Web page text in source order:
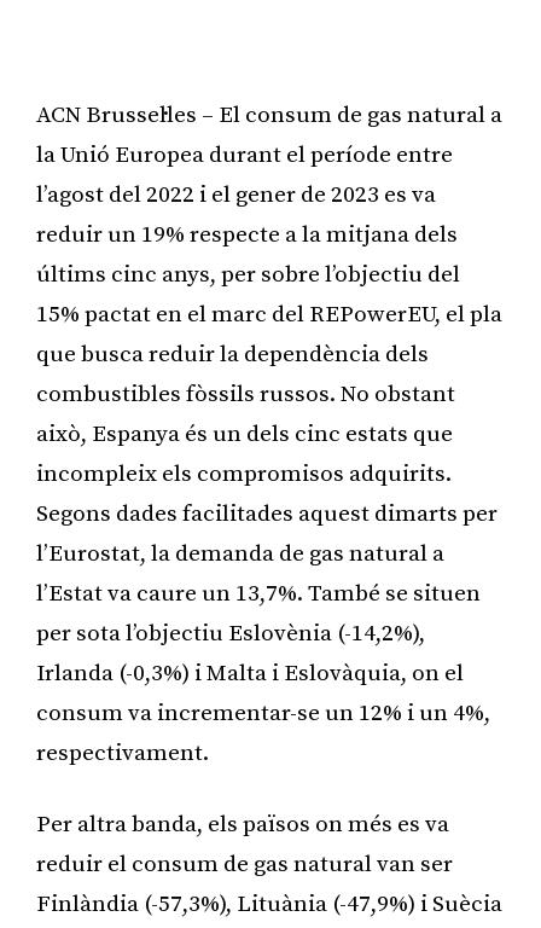
ACN Brussel·les – El consum de gas natural a
la Unió Europea durant el període entre
l’agost del 2022 i el gener de 2023 es va
reduir un 19% respecte a la mitjana dels
últims cinc anys, per sobre l’objectiu del
15% pactat en el marc del REPowerEU, el pla
que busca reduir la dependència dels
combustibles fòssils russos. No obstant
això, Espanya és un dels cinc estats que
incompleix els compromisos adquirits.
Segons dades facilitades aquest dimarts per
l’Eurostat, la demanda de gas natural a
l’Estat va caure un 13,7%. També se situen
per sota l’objectiu Eslovènia (-14,2%),
Irlanda (-0,3%) i Malta i Eslovàquia, on el
consum va incrementar-se un 12% i un 4%,
respectivament.
Per altra banda, els països on més es va
reduir el consum de gas natural van ser
Finlàndia (-57,3%), Lituània (-47,9%) i Suècia